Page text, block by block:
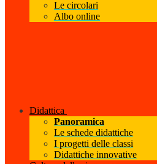
Le circolari
Albo online
Didattica
Panoramica
Le schede didattiche
I progetti delle classi
Didattiche innovative